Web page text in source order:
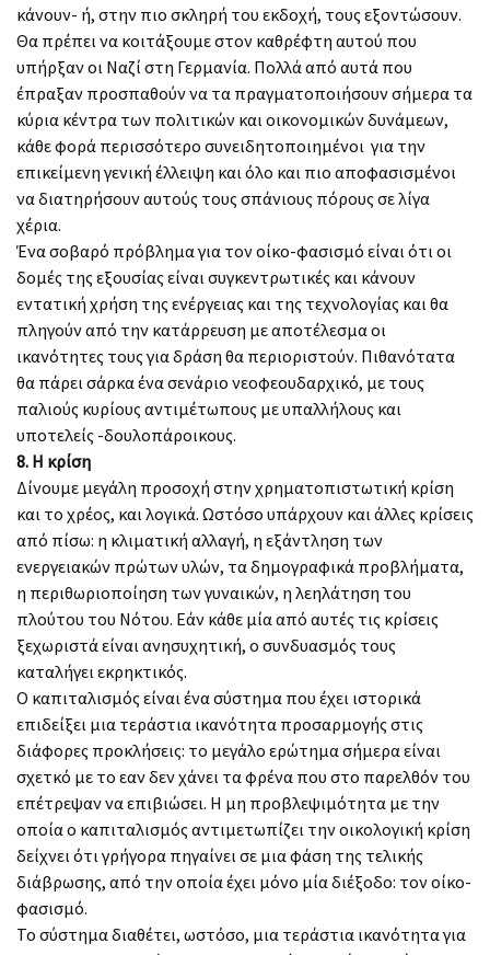
κάνουν- ή, στην πιο σκληρή του εκδοχή, τους εξοντώσουν.
Θα πρέπει να κοιτάξουμε στον καθρέφτη αυτού που
υπήρξαν οι Ναζί στη Γερμανία. Πολλά από αυτά που
έπραξαν προσπαθούν να τα πραγματοποιήσουν σήμερα τα
κύρια κέντρα των πολιτικών και οικονομικών δυνάμεων,
κάθε φορά περισσότερο συνειδητοποιημένοι για την
επικείμενη γενική έλλειψη και όλο και πιο αποφασισμένοι
να διατηρήσουν αυτούς τους σπάνιους πόρους σε λίγα
χέρια.
Ένα σοβαρό πρόβλημα για τον οίκο-φασισμό είναι ότι οι
δομές της εξουσίας είναι συγκεντρωτικές και κάνουν
εντατική χρήση της ενέργειας και της τεχνολογίας και θα
πληγούν από την κατάρρευση με αποτέλεσμα οι
ικανότητες τους για δράση θα περιοριστούν. Πιθανότατα
θα πάρει σάρκα ένα σενάριο νεοφεουδαρχικό, με τους
παλιούς κυρίους αντιμέτωπους με υπαλλήλους και
υποτελείς -δουλοπάροικους.
8. Η κρίση
Δίνουμε μεγάλη προσοχή στην χρηματοπιστωτική κρίση
και το χρέος, και λογικά. Ωστόσο υπάρχουν και άλλες κρίσεις
από πίσω: η κλιματική αλλαγή, η εξάντληση των
ενεργειακών πρώτων υλών, τα δημογραφικά προβλήματα,
η περιθωριοποίηση των γυναικών, η λεηλάτηση του
πλούτου του Νότου. Εάν κάθε μία από αυτές τις κρίσεις
ξεχωριστά είναι ανησυχητική, ο συνδυασμός τους
καταλήγει εκρηκτικός.
Ο καπιταλισμός είναι ένα σύστημα που έχει ιστορικά
επιδείξει μια τεράστια ικανότητα προσαρμογής στις
διάφορες προκλήσεις: το μεγάλο ερώτημα σήμερα είναι
σχετκό με το εαν δεν χάνει τα φρένα που στο παρελθόν του
επέτρεψαν να επιβιώσει. Η μη προβλεψιμότητα με την
οποία ο καπιταλισμός αντιμετωπίζει την οικολογική κρίση
δείχνει ότι γρήγορα πηγαίνει σε μια φάση της τελικής
διάβρωσης, από την οποία έχει μόνο μία διέξοδο: τον οίκο-
φασισμό.
Το σύστημα διαθέτει, ωστόσο, μια τεράστια ικανότητα για